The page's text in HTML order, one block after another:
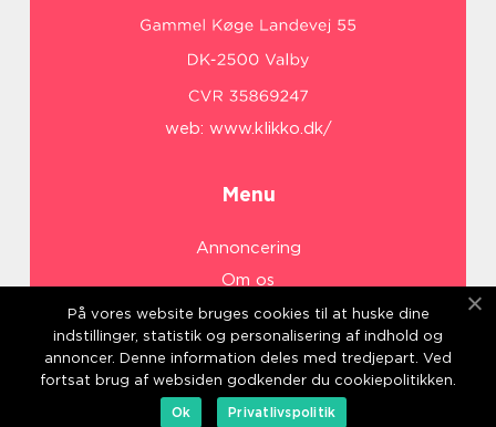
web: www.klikko.dk/
Menu
Annoncering
Om os
Cookies
Kontakt os
Sitemap
På vores website bruges cookies til at huske dine
indstillinger, statistik og personalisering af indhold og
annoncer. Denne information deles med tredjepart. Ved
fortsat brug af websiden godkender du cookiepolitikken.
Ok
Privatlivspolitik